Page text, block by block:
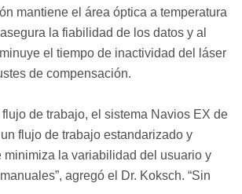
mantiene el área óptica a temperatura
la fiabilidad de los datos y al
el tiempo de inactividad del láser
de compensación.
flujo de trabajo, el sistema Navios EX de
flujo de trabajo estandarizado y
minimiza la variabilidad del usuario y
agregó el Dr. Koksch. “Sin